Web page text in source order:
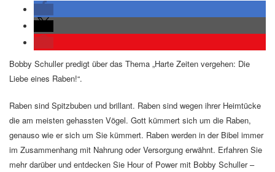
Bobby Schuller predigt über das Thema „Harte Zeiten vergehen: Die
Liebe eines Raben!“.
Raben sind Spitzbuben und brillant. Raben sind wegen ihrer Heimtücke
die am meisten gehassten Vögel. Gott kümmert sich um die Raben,
genauso wie er sich um Sie kümmert. Raben werden in der Bibel immer
im Zusammenhang mit Nahrung oder Versorgung erwähnt. Erfahren Sie
mehr darüber und entdecken Sie Hour of Power mit Bobby Schuller –